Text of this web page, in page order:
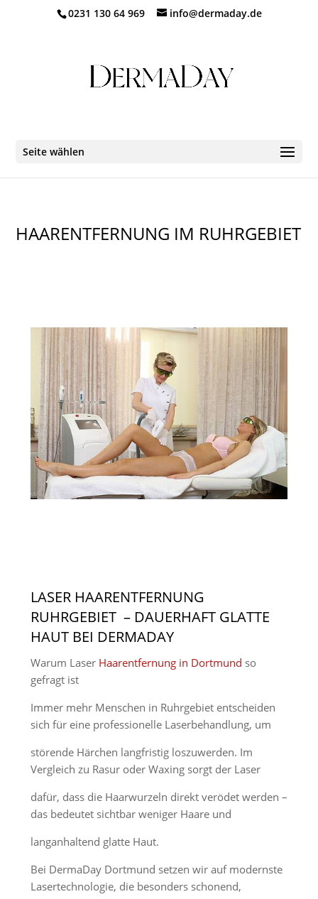
0231 130 64 969 info@dermaday.de
Seite wählen
HAARENTFERNUNG IM RUHRGEBIET
LASER HAARENTFERNUNG
RUHRGEBIET – DAUERHAFT GLATTE
HAUT BEI DERMADAY
Warum Laser Haarentfernung in Dortmund so
gefragt ist
Immer mehr Menschen in Ruhrgebiet entscheiden
sich für eine professionelle Laserbehandlung, um
störende Härchen langfristig loszuwerden. Im
Vergleich zu Rasur oder Waxing sorgt der Laser
dafür, dass die Haarwurzeln direkt verödet werden –
das bedeutet sichtbar weniger Haare und
langanhaltend glatte Haut.
Bei DermaDay Dortmund setzen wir auf modernste
Lasertechnologie, die besonders schonend,